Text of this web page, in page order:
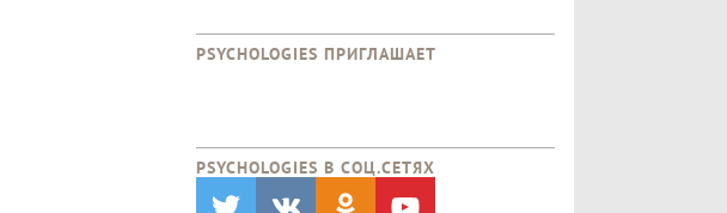
PSYCHOLOGIES ПРИГЛАШАЕТ
PSYCHOLOGIES В CОЦ.СЕТЯХ